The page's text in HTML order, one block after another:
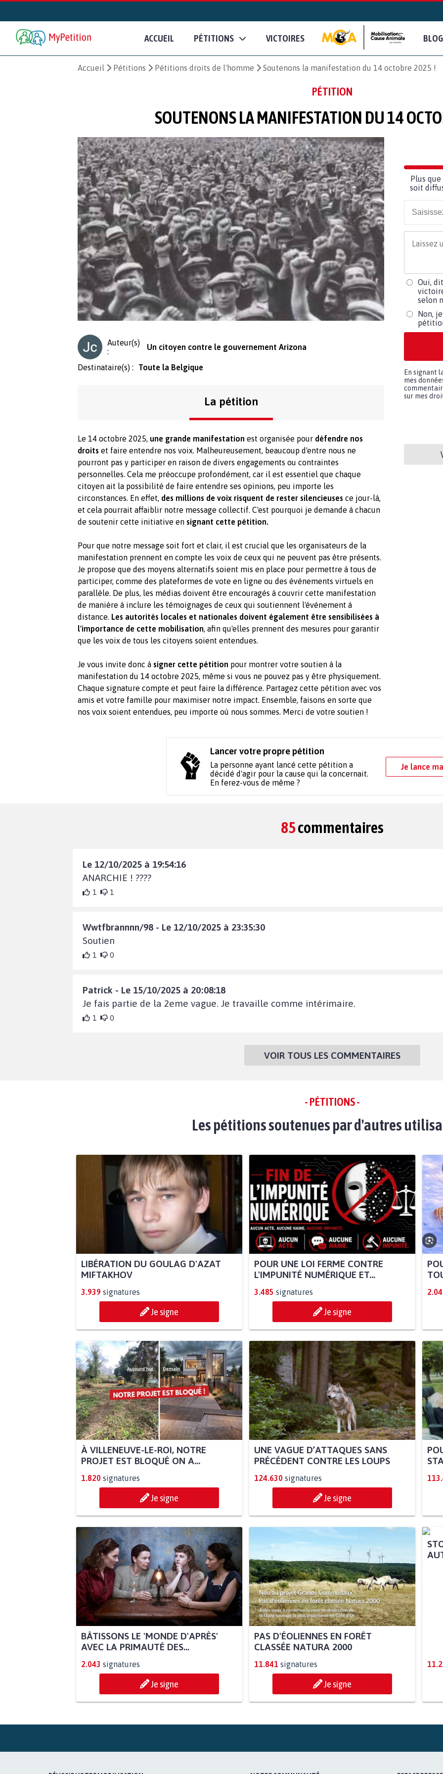
ACCUEIL PÉTITIONS VICTOIRES BLOG
Accueil Pétitions Pétitions droits de l'homme Soutenons la manifestation du 14 octobre 2025 !
PÉTITION
SOUTENONS LA MANIFESTATION DU 14
Auteur(s)
:
Un citoyen contre le gouvernement Arizona
Destinataire(s) : Toute la Belgique
La pétition
Le 14 octobre 2025, une grande manifestation est organisée pour défendre nos
droits et faire entendre nos voix. Malheureusement, beaucoup d'entre nous ne
pourront pas y participer en raison de divers engagements ou contraintes
personnelles. Cela me préoccupe profondément, car il est essentiel que chaque
citoyen ait la possibilité de faire entendre ses opinions, peu importe les
circonstances. En effet, des millions de voix risquent de rester silencieuses ce jour-là,
et cela pourrait affaiblir notre message collectif. C'est pourquoi je demande à chacun
de soutenir cette initiative en signant cette pétition.
Pour que notre message soit fort et clair, il est crucial que les organisateurs de la
manifestation prennent en compte les voix de ceux qui ne peuvent pas être présents.
Je propose que des moyens alternatifs soient mis en place pour permettre à tous de
participer, comme des plateformes de vote en ligne ou des événements virtuels en
parallèle. De plus, les médias doivent être encouragés à couvrir cette manifestation
de manière à inclure les témoignages de ceux qui soutiennent l'événement à
distance. Les autorités locales et nationales doivent également être sensibilisées à
l'importance de cette mobilisation, afin qu'elles prennent des mesures pour garantir
que les voix de tous les citoyens soient entendues.
Je vous invite donc à signer cette pétition pour montrer votre soutien à la
manifestation du 14 octobre 2025, même si vous ne pouvez pas y être physiquement.
Chaque signature compte et peut faire la différence. Partagez cette pétition avec vos
amis et votre famille pour maximiser notre impact. Ensemble, faisons en sorte que
nos voix soient entendues, peu importe où nous sommes. Merci de votre soutien !
Plus
soit
Oui,
selon
Non,
En signant
mes
sur mes
Lancer votre propre pétition
La personne ayant lancé cette pétition a
décidé d'agir pour la cause qui la concernait.
En ferez-vous de même ?
Je lance
85commentaires
Le 12/10/2025 à 19:54:16
ANARCHIE ! ????
1 1
Wwtfbrannnn/98 - Le 12/10/2025 à 23:35:30
Soutien
1 0
Patrick - Le 15/10/2025 à 20:08:18
Je fais partie de la 2eme vague. Je travaille comme intérimaire.
1 0
VOIR TOUS LES COMMENTAIRES
- PÉTITIONS -
Les pétitions soutenues par d'autres
LIBÉRATION DU GOULAG D'AZAT
MIFTAKHOV
3.939 signatures
Je signe
POUR UNE LOI FERME CONTRE
L'IMPUNITÉ NUMÉRIQUE ET...
3.485 signatures
Je signe
À VILLENEUVE-LE-ROI, NOTRE
PROJET EST BLOQUÉ ON A...
1.820 signatures
Je signe
UNE VAGUE D’ATTAQUES SANS
PRÉCÉDENT CONTRE LES LOUPS
124.630 signatures
Je signe
BÂTISSONS LE 'MONDE D'APRÈS'
AVEC LA PRIMAUTÉ DES...
2.043 signatures
Je signe
PAS D'ÉOLIENNES EN FORÊT
CLASSÉE NATURA 2000
11.841 signatures
Je signe